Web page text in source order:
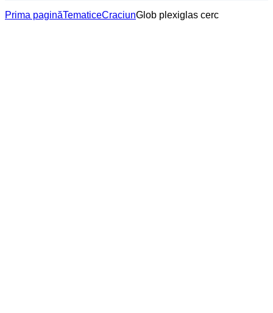
Prima paginăTematiceCraciunGlob plexiglas cerc